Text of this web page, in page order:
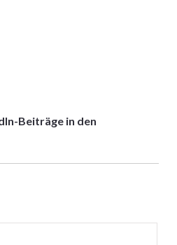
Beiträge in den